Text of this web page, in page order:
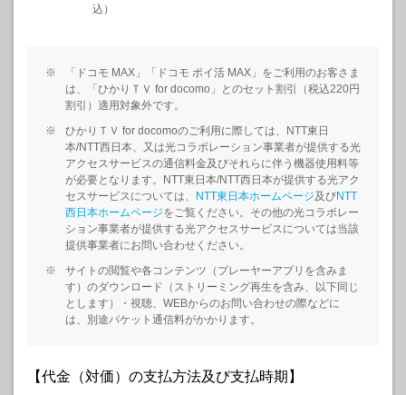
込）
※
「ドコモ MAX」「ドコモ ポイ活 MAX」をご利用のお客さま
は、「ひかりＴＶ for docomo」とのセット割引（税込220円
割引）適用対象外です。
※
ひかりＴＶ for docomoのご利用に際しては、NTT東日
本/NTT西日本、又は光コラボレーション事業者が提供する光
アクセスサービスの通信料金及びそれらに伴う機器使用料等
が必要となります。NTT東日本/NTT西日本が提供する光アク
セスサービスについては、
NTT東日本ホームページ及びNTT
西日本ホームページをご覧ください。その他の光コラボレー
ション事業者が提供する光アクセスサービスについては当該
提供事業者にお問い合わせください。
※
サイトの閲覧や各コンテンツ（プレーヤーアプリを含みま
す）のダウンロード（ストリーミング再生を含み、以下同じ
とします）・視聴、WEBからのお問い合わせの際などに
は、別途パケット通信料がかかります。
【代金（対価）の支払方法及び支払時期】